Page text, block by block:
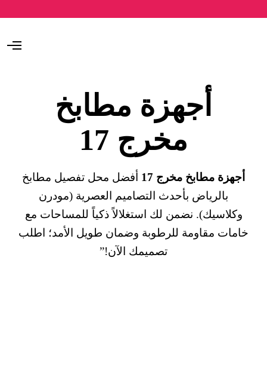
O
أجهزة مطابخ
مخرج 17
أجهزة مطابخ مخرج 17
أفضل محل تفصيل مطابخ
بالرياض بأحدث التصاميم العصرية (مودرن
وكلاسيك). نضمن لك استغلالاً ذكياً للمساحات مع
خامات مقاومة للرطوبة وضمان طويل الأمد؛ اطلب
تصميمك الآن!”